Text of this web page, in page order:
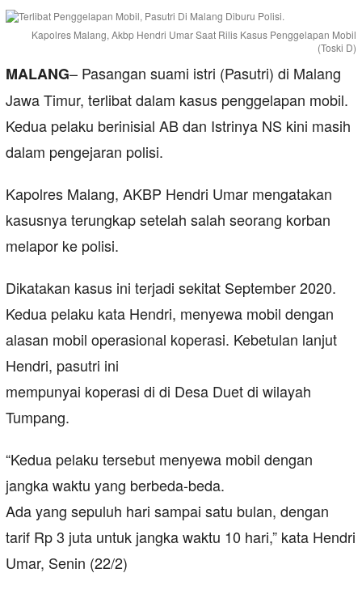
Kapolres Malang, Akbp Hendri Umar Saat Rilis Kasus Penggelapan Mobil
(Toski D)
MALANG– Pasangan suami istri (Pasutri) di Malang
Jawa Timur, terlibat dalam kasus penggelapan mobil.
Kedua pelaku berinisial AB dan Istrinya NS kini masih
dalam pengejaran polisi.
Kapolres Malang, AKBP Hendri Umar mengatakan
kasusnya terungkap setelah salah seorang korban
melapor ke polisi.
Dikatakan kasus ini terjadi sekitat September 2020.
Kedua pelaku kata Hendri, menyewa mobil dengan
alasan mobil operasional koperasi. Kebetulan lanjut
Hendri, pasutri ini
mempunyai koperasi di di Desa Duet di wilayah
Tumpang.
“Kedua pelaku tersebut menyewa mobil dengan
jangka waktu yang berbeda-beda.
Ada yang sepuluh hari sampai satu bulan, dengan
tarif Rp 3 juta untuk jangka waktu 10 hari,” kata Hendri
Umar, Senin (22/2)